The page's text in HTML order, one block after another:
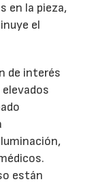
en la pieza,
el
de interés
están